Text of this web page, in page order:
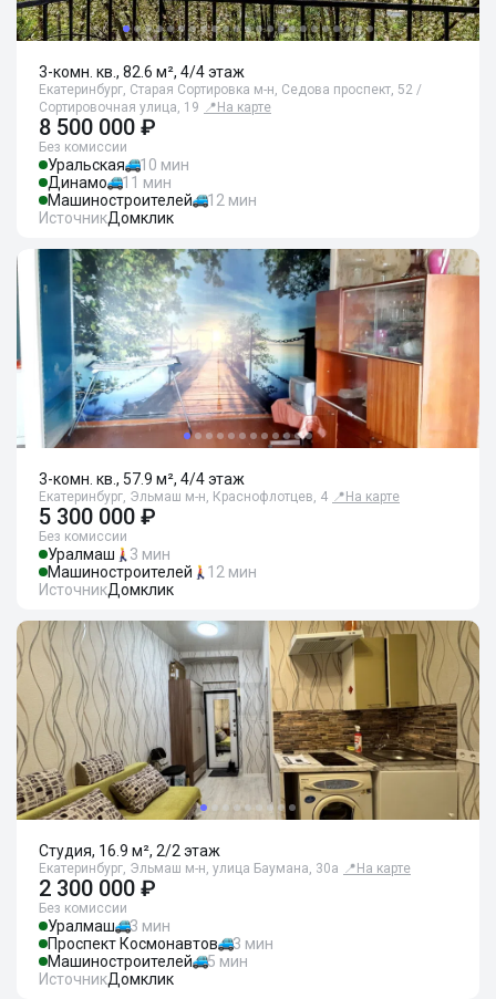
3-комн. кв., 82.6 м², 4/4 этаж
Екатеринбург, Старая Сортировка м-н, Седова проспект, 52 /
Сортировочная улица, 19 📍 На карте
8 500 000 ₽
Без комиссии
Уральская
10 мин
Динамо
11 мин
Машиностроителей
12 мин
ИсточникДомклик
3-комн. кв., 57.9 м², 4/4 этаж
Екатеринбург, Эльмаш м-н, Краснофлотцев, 4 📍 На карте
5 300 000 ₽
Без комиссии
Уралмаш
3 мин
Машиностроителей
12 мин
ИсточникДомклик
Студия, 16.9 м², 2/2 этаж
Екатеринбург, Эльмаш м-н, улица Баумана, 30а 📍 На карте
2 300 000 ₽
Без комиссии
Уралмаш
3 мин
Проспект Космонавтов
3 мин
Машиностроителей
5 мин
ИсточникДомклик